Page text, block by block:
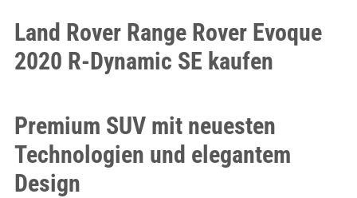
Land Rover Range Rover Evoque
2020 R-Dynamic SE kaufen
Premium SUV mit neuesten
Technologien und elegantem
Design